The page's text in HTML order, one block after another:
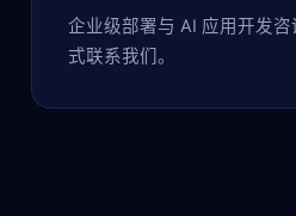
企业级部署与 AI 应用开发
式联系我们。